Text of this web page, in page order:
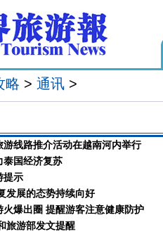
略 > 通讯 >
线路推介活动在越南河内举行
泰国经济复苏
提示
发展的态势持续向好
爆出圈 提醒游客注意健康防护
旅游部发文提醒